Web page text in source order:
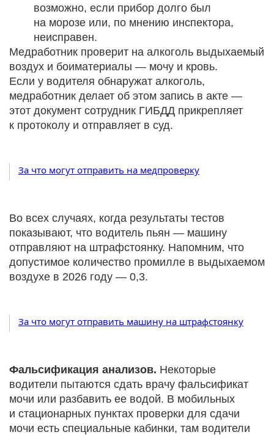
возможно, если прибор долго был
на морозе или, по мнению инспектора,
неисправен.
Медработник проверит на алкоголь выдыхаемый
воздух и боиматериалы — мочу и кровь.
Если у водителя обнаружат алкоголь,
медработник делает об этом запись в акте —
этот документ сотрудник ГИБДД прикрепляет
к протоколу и отправляет в суд.
За что могут отправить на медпроверку
Во всех случаях, когда результаты тестов
показывают, что водитель пьян — машину
отправляют на штрафстоянку. Напомним, что
допустимое количество промилле в выдыхаемом
воздухе в 2026 году — 0,3.
За что могут отправить машину на штрафстоянку
Фальсификация анализов. Некоторые
водители пытаются сдать врачу фальсификат
мочи или разбавить ее водой. В мобильных
и стационарных пунктах проверки для сдачи
мочи есть специальные кабинки, там водители